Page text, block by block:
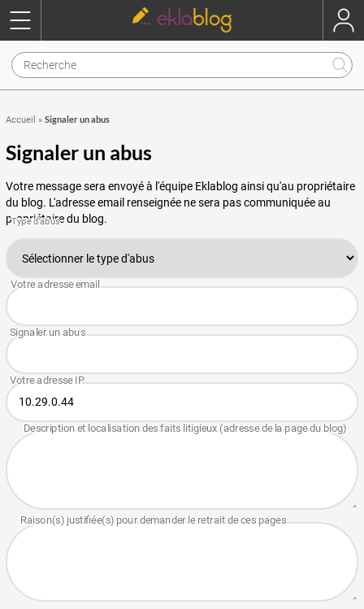
Accueil » Signaler un abus
Signaler un abus
Votre message sera envoyé à l'équipe Eklablog ainsi qu'au propriétaire
du blog. L'adresse email renseignée ne sera pas communiquée au
propriétaire du blog.